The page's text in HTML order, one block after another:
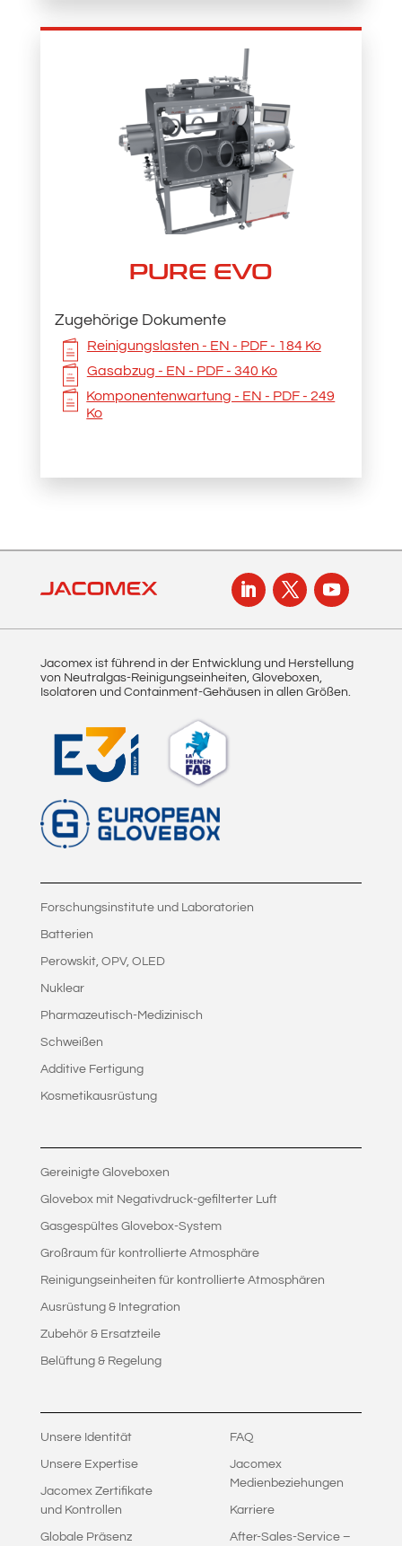
PURE EVO
Zugehörige Dokumente
Reinigungslasten - EN - PDF - 184 Ko
Gasabzug - EN - PDF - 340 Ko
Komponentenwartung - EN - PDF - 249
Ko
Jacomex ist führend in der Entwicklung und Herstellung
von Neutralgas-Reinigungseinheiten, Gloveboxen,
Isolatoren und Containment-Gehäusen in allen Größen.
Forschungsinstitute und Laboratorien
Batterien
Perowskit, OPV, OLED
Nuklear
Pharmazeutisch-Medizinisch
Schweißen
Additive Fertigung
Kosmetikausrüstung
Gereinigte Gloveboxen
Glovebox mit Negativdruck-gefilterter Luft
Gasgespültes Glovebox-System
Großraum für kontrollierte Atmosphäre
Reinigungseinheiten für kontrollierte Atmosphären
Ausrüstung & Integration
Zubehör & Ersatzteile
Belüftung & Regelung
Unsere Identität
Unsere Expertise
Jacomex Zertifikate
und Kontrollen
Globale Präsenz
FAQ
Jacomex
Medienbeziehungen
Karriere
After-Sales-Service –